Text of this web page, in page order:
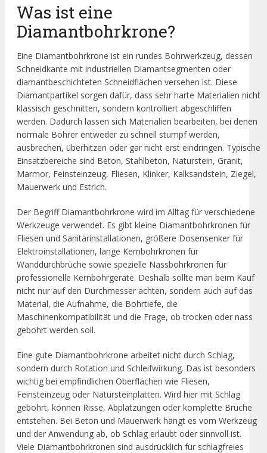
Was ist eine
Diamantbohrkrone?
Eine Diamantbohrkrone ist ein rundes Bohrwerkzeug, dessen
Schneidkante mit industriellen Diamantsegmenten oder
diamantbeschichteten Schneidflächen versehen ist. Diese
Diamantpartikel sorgen dafür, dass sehr harte Materialien nicht
klassisch geschnitten, sondern kontrolliert abgeschliffen
werden. Dadurch lassen sich Materialien bearbeiten, bei denen
normale Bohrer entweder zu schnell stumpf werden,
ausbrechen, überhitzen oder gar nicht erst eindringen. Typische
Einsatzbereiche sind Beton, Stahlbeton, Naturstein, Granit,
Marmor, Feinsteinzeug, Fliesen, Klinker, Kalksandstein, Ziegel,
Mauerwerk und Estrich.
Der Begriff Diamantbohrkrone wird im Alltag für verschiedene
Werkzeuge verwendet. Es gibt kleine Diamantbohrkronen für
Fliesen und Sanitärinstallationen, größere Dosensenker für
Elektroinstallationen, lange Kernbohrkronen für
Wanddurchbrüche sowie spezielle Nassbohrkronen für
professionelle Kernbohrgeräte. Deshalb sollte man beim Kauf
nicht nur auf den Durchmesser achten, sondern auch auf das
Material, die Aufnahme, die Bohrtiefe, die
Maschinenkompatibilität und die Frage, ob trocken oder nass
gebohrt werden soll.
Eine gute Diamantbohrkrone arbeitet nicht durch Schlag,
sondern durch Rotation und Schleifwirkung. Das ist besonders
wichtig bei empfindlichen Oberflächen wie Fliesen,
Feinsteinzeug oder Natursteinplatten. Wird hier mit Schlag
gebohrt, können Risse, Abplatzungen oder komplette Brüche
entstehen. Bei Beton und Mauerwerk hängt es vom Werkzeug
und der Anwendung ab, ob Schlag erlaubt oder sinnvoll ist.
Viele Diamantbohrkronen sind ausdrücklich für schlagfreies